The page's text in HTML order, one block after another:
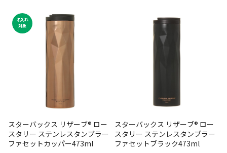
名入れ
対象
スターバックス リザーブ® ロー
スタリー ステンレスタンブラー
ファセットカッパー473ml
スターバックス リザーブ® ロー
スタリー ステンレスタンブラー
ファセットブラック473ml